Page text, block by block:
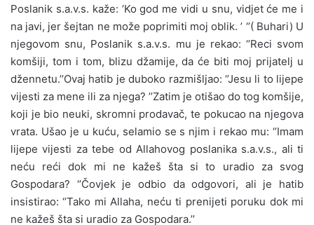
Poslanik s.a.v.s. kaže: ‘Ko god me vidi u snu, vidjet će me i
na javi, jer šejtan ne može poprimiti moj oblik. ’ ‘’( Buhari) U
njegovom snu, Poslanik s.a.v.s. mu je rekao: ‘’Reci svom
komšiji, tom i tom, blizu džamije, da će biti moj prijatelj u
džennetu.’’Ovaj hatib je duboko razmišljao: ‘’Jesu li to lijepe
vijesti za mene ili za njega? ’’Zatim je otišao do tog komšije,
koji je bio neuki, skromni prodavač, te pokucao na njegova
vrata. Ušao je u kuću, selamio se s njim i rekao mu: ‘’Imam
lijepe vijesti za tebe od Allahovog poslanika s.a.v.s., ali ti
neću reći dok mi ne kažeš šta si to uradio za svog
Gospodara? ‘’Čovjek je odbio da odgovori, ali je hatib
insistirao: ‘’Tako mi Allaha, neću ti prenijeti poruku dok mi
ne kažeš šta si uradio za Gospodara.’’